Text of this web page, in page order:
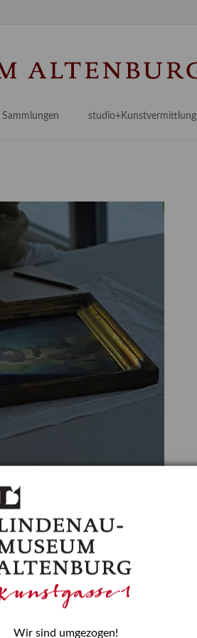
kulturtouristische Ziele
Sammlungen
Malerei 17.–19. Jh.
Deutsche Malerei 20./21. Jh.
Grafische Sammlung
Kunstbibliothek
Restaurierung
studio+Kunstvermittlung
Angebote für Erwachsene
Angebote für Kitas
im Dienste
Museum Altenburg
wurde 2015 in der
Er wird jährlich am 11. Februar
Mädchen und Frauen in
stellt Provenienzforscherin
Wir sind umgezogen!